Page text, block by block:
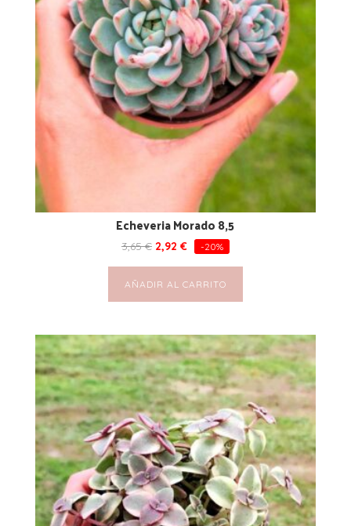
Echeveria Morado 8,5
3,65€ 2,92 € -20%
AÑADIR AL CARRITO